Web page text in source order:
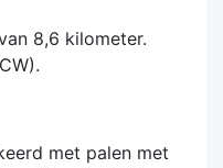
8,6 kilometer.
met palen met